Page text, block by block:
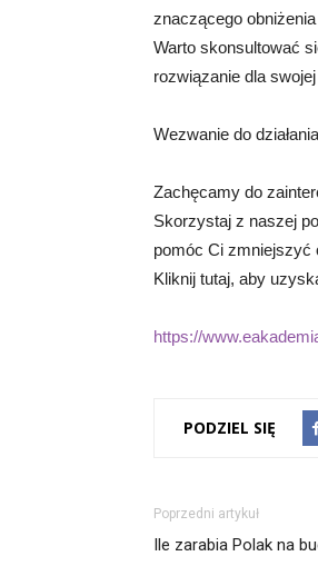
znaczącego
Warto skonsultować
rozwiązanie dla
Wezwanie do
Zachęcamy do
Skorzystaj z naszej
pomóc Ci zmniejszyć
Kliknij tutaj, aby
https://
PODZIEL SIĘ
Poprzedni artykuł
Ile zarabia Polak na